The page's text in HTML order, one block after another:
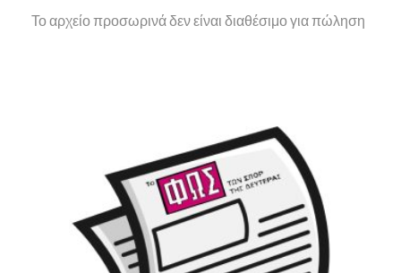
Το αρχείο προσωρινά δεν είναι διαθέσιμο για πώληση